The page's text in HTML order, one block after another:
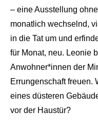
– eine Ausstellung
monatlich wechselnd,
in die Tat um und
für Monat, neu. Leonie
Anwohner*innen der
Errungenschaft freuen.
eines düsteren
vor der Haustür?